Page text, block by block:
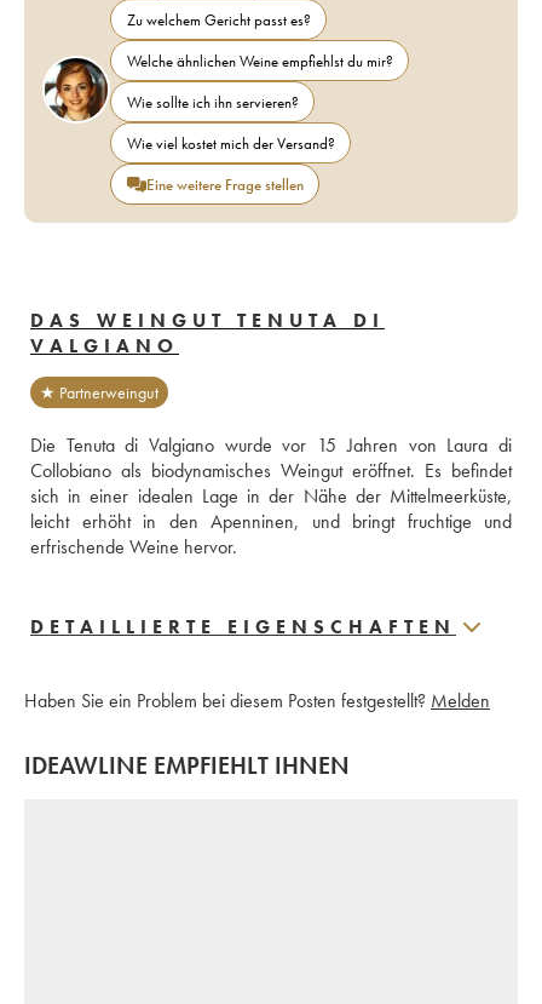
Zu welchem Gericht passt es?
Welche ähnlichen Weine empfiehlst du mir?
Wie sollte ich ihn servieren?
Wie viel kostet mich der Versand?
Eine weitere Frage stellen
DAS WEINGUT TENUTA DI
VALGIANO
★ Partnerweingut
Die Tenuta di Valgiano wurde vor 15 Jahren von Laura di
Collobiano als biodynamisches Weingut eröffnet. Es befindet
sich in einer idealen Lage in der Nähe der Mittelmeerküste,
leicht erhöht in den Apenninen, und bringt fruchtige und
erfrischende Weine hervor.
DETAILLIERTE EIGENSCHAFTEN
Haben Sie ein Problem bei diesem Posten festgestellt? Melden
IDEAWLINE EMPFIEHLT IHNEN